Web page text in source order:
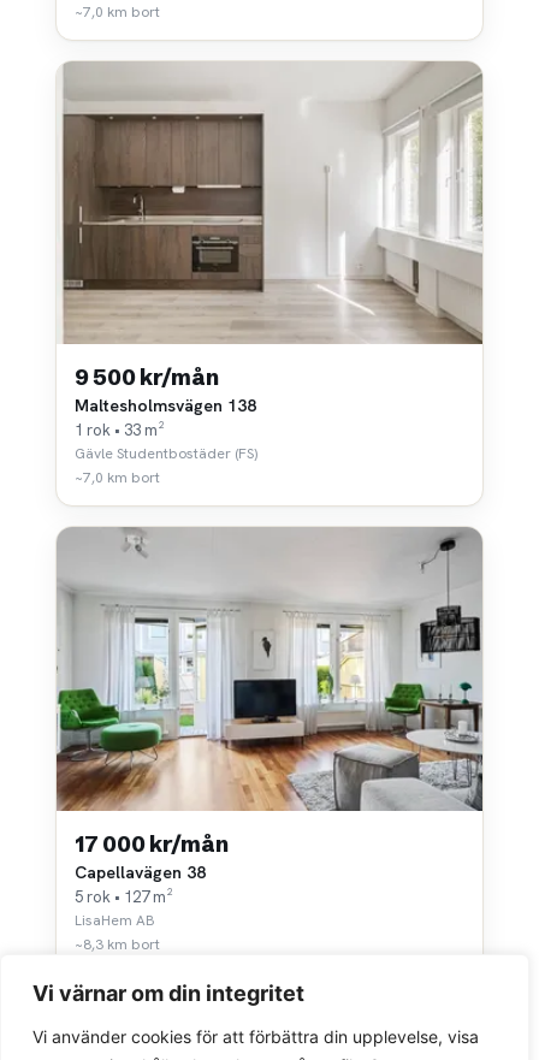
Vi värnar om din integritet
Vi använder cookies för att förbättra din upplevelse, visa
~7,0 km bort
9 500 kr/mån
Maltesholmsvägen 138
1 rok • 33 m²
Gävle Studentbostäder (FS)
~7,0 km bort
17 000 kr/mån
Capellavägen 38
5 rok • 127 m²
LisaHem AB
~8,3 km bort